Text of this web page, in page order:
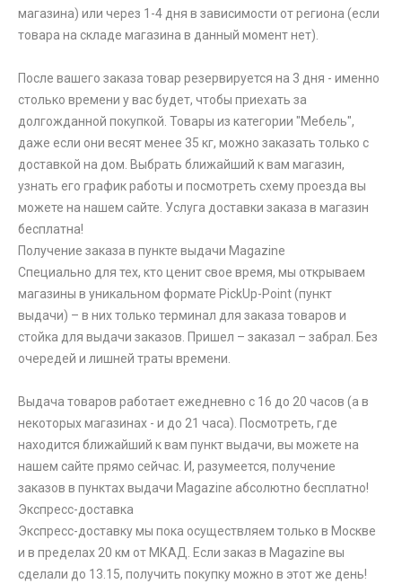
магазина) или через 1-4 дня в зависимости от региона (если
товара на складе магазина в данный момент нет).
После вашего заказа товар резервируется на 3 дня - именно
столько времени у вас будет, чтобы приехать за
долгожданной покупкой. Товары из категории "Мебель",
даже если они весят менее 35 кг, можно заказать только с
доставкой на дом. Выбрать ближайший к вам магазин,
узнать его график работы и посмотреть схему проезда вы
можете на нашем сайте. Услуга доставки заказа в магазин
бесплатна!
Получение заказа в пункте выдачи Magazine
Специально для тех, кто ценит свое время, мы открываем
магазины в уникальном формате PickUp-Point (пункт
выдачи) – в них только терминал для заказа товаров и
стойка для выдачи заказов. Пришел – заказал – забрал. Без
очередей и лишней траты времени.
Выдача товаров работает ежедневно с 16 до 20 часов (а в
некоторых магазинах - и до 21 часа). Посмотреть, где
находится ближайший к вам пункт выдачи, вы можете на
нашем сайте прямо сейчас. И, разумеется, получение
заказов в пунктах выдачи Magazine абсолютно бесплатно!
Экспресс-доставка
Экспресс-доставку мы пока осуществляем только в Москве
и в пределах 20 км от МКАД. Если заказ в Magazine вы
сделали до 13.15, получить покупку можно в этот же день!